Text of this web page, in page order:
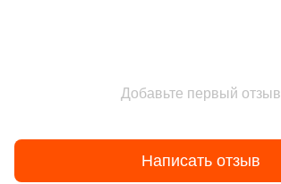
Добавьте первый отзыв
Написать отзыв